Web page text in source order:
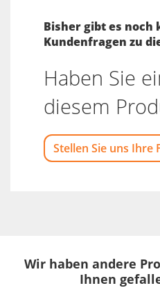
Bisher gibt es noch
Kundenfragen zu
Haben Sie
diesem
Stellen Sie uns Ihre
Wir haben andere
Ihnen